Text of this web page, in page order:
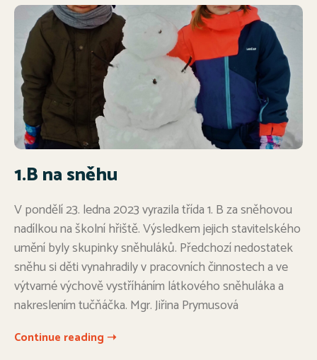
1.B na sněhu
V pondělí 23. ledna 2023 vyrazila třída 1. B za sněhovou
nadílkou na školní hřiště. Výsledkem jejich stavitelského
umění byly skupinky sněhuláků. Předchozí nedostatek
sněhu si děti vynahradily v pracovních činnostech a ve
výtvarné výchově vystříháním látkového sněhuláka a
nakreslením tučňáčka. Mgr. Jiřina Prymusová
Continue reading ➝